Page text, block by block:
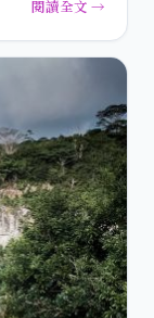
閱讀全文 →